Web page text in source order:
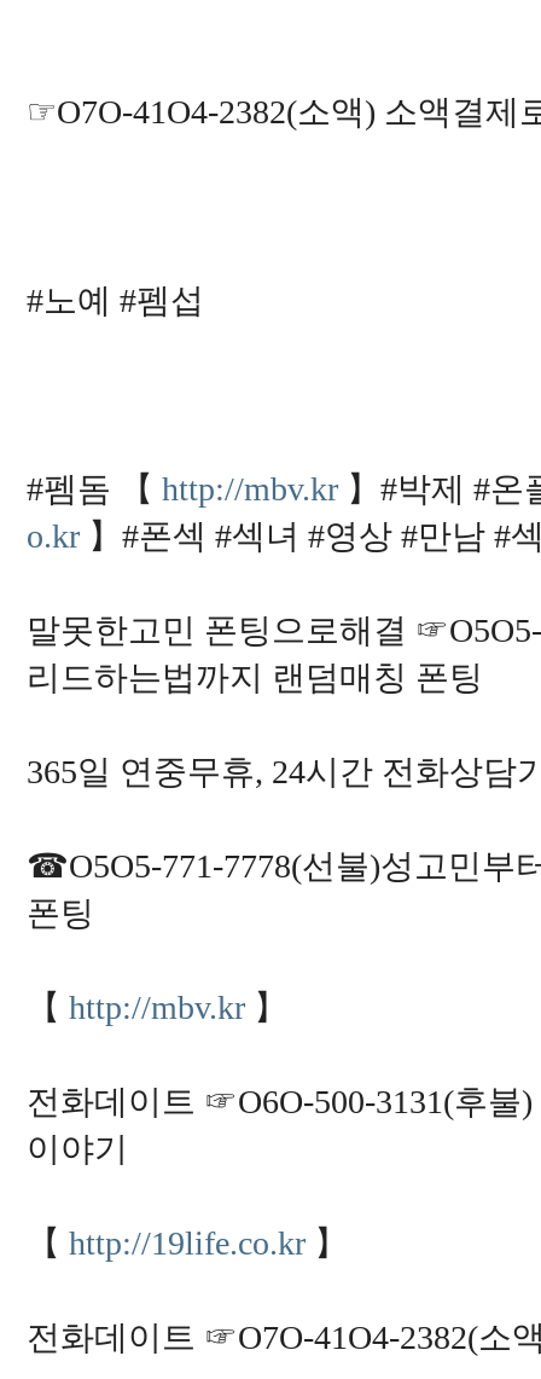
☞O7O-41O4-2382(소액) 소액결제
#노예 #펨섭
#펨돔 【 http://mbv.kr 】#박제 #
o.kr 】#폰섹 #섹녀 #영상 #만남 #
말못한고민 폰팅으로해결
리드하는법까지 랜덤매칭 폰팅
365일 연중무휴, 24시간 전화상담
☎O5O5-771-7778(선불)성고민부
폰팅
【 http://mbv.kr 】
전화데이트 ☞O6O-500-3131(후
이야기
【 http://19life.co.kr 】
전화데이트 ☞O7O-41O4-2382(소